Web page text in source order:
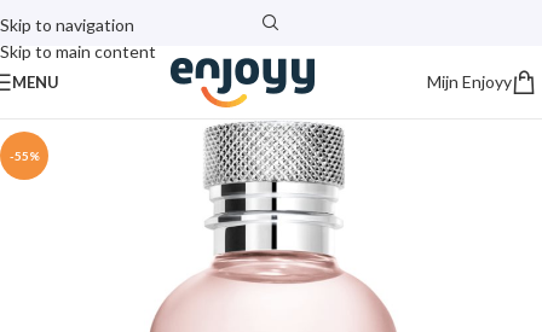
Skip to navigation
Skip to main content
MENU Mijn Enjoyy
-55%